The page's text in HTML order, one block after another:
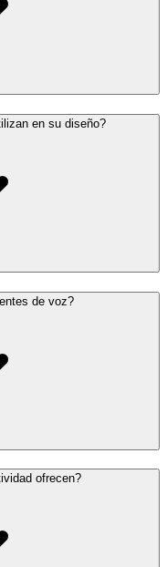
en su diseño?
de voz?
ofrecen?